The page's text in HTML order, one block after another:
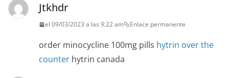
Jtkhdr
el 09/03/2023 a las 9:22 am Enlace permanente
order minocycline 100mg pills hytrin over the
counter hytrin canada